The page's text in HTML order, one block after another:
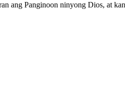
ang Panginoon ninyong Dios, at